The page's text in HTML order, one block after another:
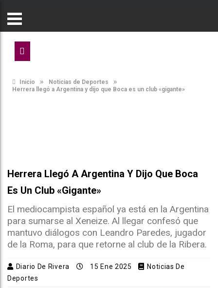
Inicio » Noticias de Deportes »
Herrera llegó a Argentina y dijo que Boca es un club «gigante»
Herrera Llegó A Argentina Y Dijo Que Boca
Es Un Club «gigante»
El mediocampista español ya está en la Argentina
para sumarse al Xeneize. Al llegar confesó que
mantuvo diálogos con Leandro Paredes, jugador
de la Roma, para que retorne al club de la Ribera.
Diario De Rivera 15 Ene 2025
Noticias De
Deportes